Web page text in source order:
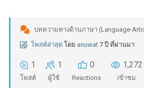
บทความทางด้านภาษา (Language-
โพสต์ล่าสุด โดย anuwat 7 ปี ที่ผ่านมา
1
โพสต์
1
ผู้ใช้
0
Reactions
1,272
เข้าชม